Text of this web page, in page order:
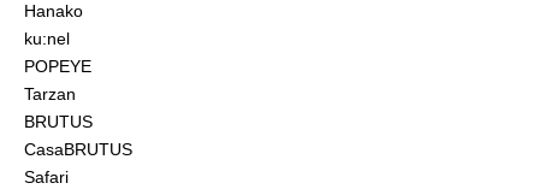
Hanako
ku:nel
POPEYE
Tarzan
BRUTUS
CasaBRUTUS
Safari